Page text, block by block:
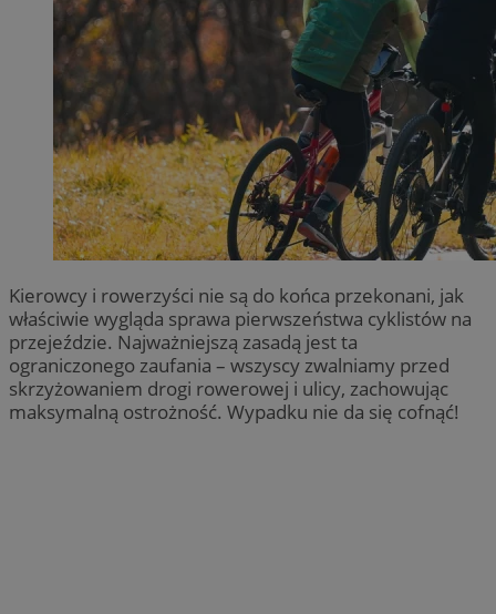
Kierowcy i rowerzyści nie są do końca przekonani, jak
właściwie wygląda sprawa pierwszeństwa cyklistów na
przejeździe. Najważniejszą zasadą jest ta
ograniczonego zaufania – wszyscy zwalniamy przed
skrzyżowaniem drogi rowerowej i ulicy, zachowując
maksymalną ostrożność. Wypadku nie da się cofnąć!